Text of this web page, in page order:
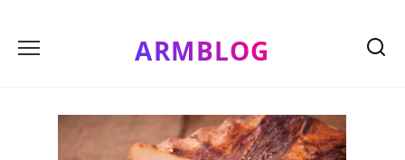
content
ARMBLOG